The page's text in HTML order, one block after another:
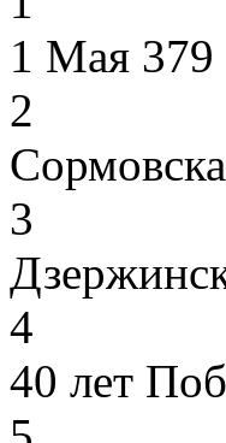
1 Мая 379
2
3
4
40 лет